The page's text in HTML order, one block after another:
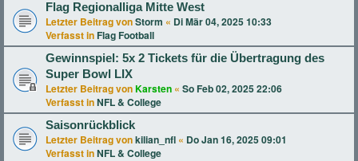
Flag Regionalliga Mitte West
Letzter Beitrag vonStorm « Di Mär 04, 2025 10:33
Verfasst in Flag Football
Gewinnspiel: 5x 2 Tickets für die Übertragung des
Super Bowl LIX
Letzter Beitrag vonKarsten « So Feb 02, 2025 22:06
Verfasst inNFL & College
Saisonrückblick
Letzter Beitrag vonkilian_nfl « Do Jan 16, 2025 09:01
Verfasst inNFL & College